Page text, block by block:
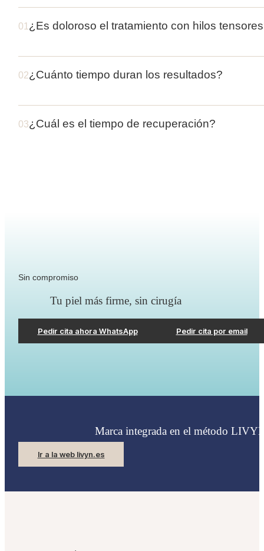
01 ¿Es doloroso el tratamiento con hilos
02¿Cuánto tiempo duran los resultados?
03¿Cuál es el tiempo de recuperación?
Sin compromiso
Tu piel más firme, sin cirugía
Pedir cita ahora WhatsApp Pedir cita por email
Marca integrada en el método
Ir a la web livyn.es